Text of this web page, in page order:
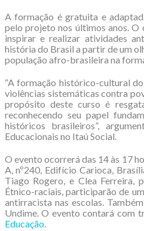
A formação é gratuita e
pelo projeto nos últimos anos.
inspirar e realizar atividades
história do Brasil a partir de um
população afro-brasileira na
“A formação histórico-cultural
violências sistemáticas contra
propósito deste curso é
reconhecendo seu papel
históricos brasileiros”,
Educacionais no Itaú Social.
O evento ocorrerá das 14 às 17
A, nº240, Edifício Carioca,
Tiago Rogero, e Clea Ferreira,
Étnico-raciais, participarão de
antirracista nas escolas.
Undime. O evento contará com
Educação.